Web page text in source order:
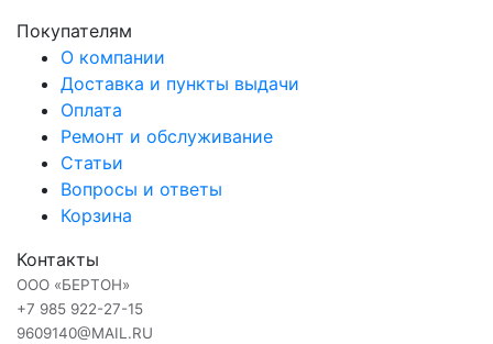
Покупателям
О компании
Доставка и пункты выдачи
Оплата
Ремонт и обслуживание
Статьи
Вопросы и ответы
Корзина
Контакты
ООО «БЕРТОН»
+7 985 922-27-15
9609140@MAIL.RU